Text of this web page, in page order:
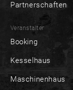
Partnerschaften
Veranstalter
Booking
Kesselhaus
Maschinenhaus